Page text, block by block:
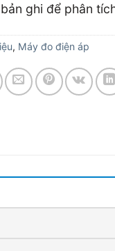
ghi để phân
, Máy đo điện áp